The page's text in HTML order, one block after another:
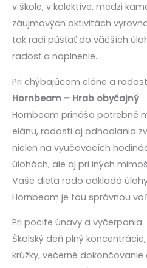
v škole, v kolektíve, medzi
záujmových aktivitách
tak radi púšťať do väčších
radosť a naplnenie.
Pri chýbajúcom eláne a
Hornbeam – Hrab obyčajný
Hornbeam prináša potrebné
elánu, radosti aj odhodlania
nielen na vyučovacích
úlohách, ale aj pri iných
Vaše dieťa rado odkladá
Hornbeam je tou správnou
Pri pocite únavy a vyčerpania:
Školský deň plný
krúžky, večerné